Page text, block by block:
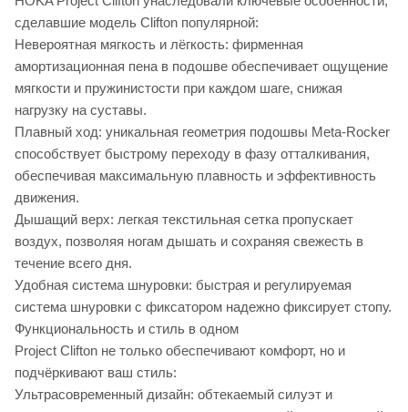
сделавшие модель Clifton популярной:
Невероятная мягкость и лёгкость: фирменная
амортизационная пена в подошве обеспечивает ощущение
мягкости и пружинистости при каждом шаге, снижая
нагрузку на суставы.
Плавный ход: уникальная геометрия подошвы Meta-Rocker
способствует быстрому переходу в фазу отталкивания,
обеспечивая максимальную плавность и эффективность
движения.
Дышащий верх: легкая текстильная сетка пропускает
воздух, позволяя ногам дышать и сохраняя свежесть в
течение всего дня.
Удобная система шнуровки: быстрая и регулируемая
система шнуровки с фиксатором надежно фиксирует стопу.
Функциональность и стиль в одном
Project Clifton не только обеспечивают комфорт, но и
подчёркивают ваш стиль:
Ультрасовременный дизайн: обтекаемый силуэт и